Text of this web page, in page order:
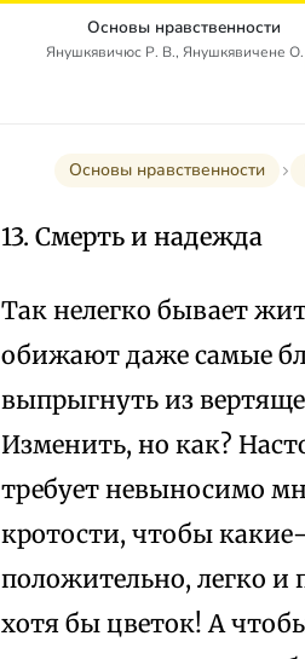
Основы нравственности
Янушкявичюс Р. В., Янушкявичене
Основы нравственности
13. Смерть и надежда
Так нелегко бывает
обижают даже самые
выпрыгнуть из
Изменить, но как?
требует невыносимо
кротости, чтобы
положительно, легко и
хотя бы цветок! А